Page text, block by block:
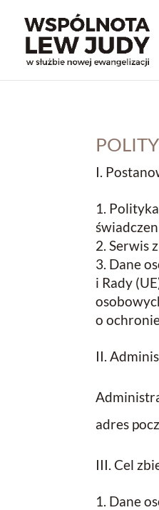
I.
Serwis
Dane
i Rady
o
II.
adres
III. Cel
Dane